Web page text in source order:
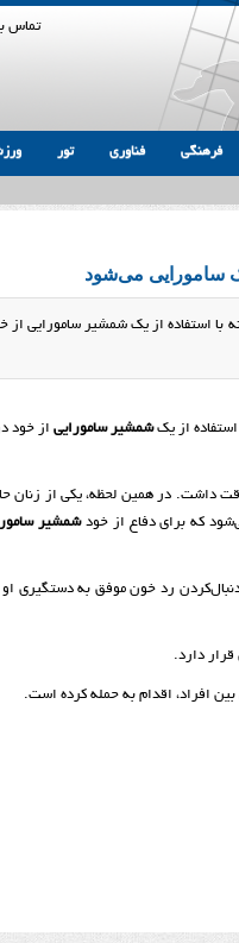
تماس
فرهنگی فناوری تور
سامورایی می‌شود
با استفاده از یک شمشیر سامورایی از
از یکشمشیر سامورایی از خود
داشت. در همین لحظه، یکی از زنان
که برای دفاع از خودشمشیر
دنبال‌کردن رد خون موفق به دستگیری
دارد.
افراد، اقدام به حمله کرده است.